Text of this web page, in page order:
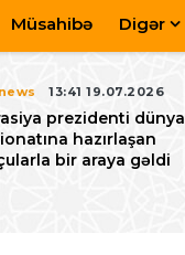
Müsahibə Digər
13:41 19.07.2026
prezidenti dünya
hazırlaşan
bir araya gəldi